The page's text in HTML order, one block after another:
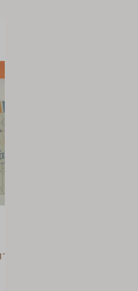
UNIVERSALE – MULTI